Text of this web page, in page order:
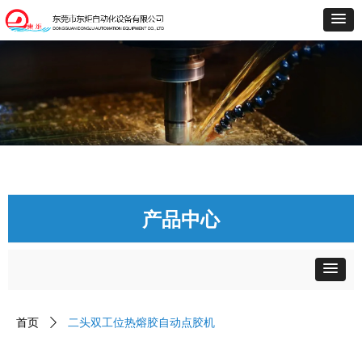
产品中心
首页 ꄲ 二头双工位热熔胶自动点胶机